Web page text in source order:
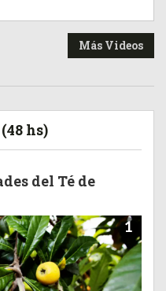
Más Videos
hs)
del Té de
1